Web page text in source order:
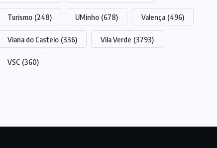
Turismo (248) UMinho (678) Valença (496)
Viana do Castelo (336) Vila Verde (3793)
VSC (360)